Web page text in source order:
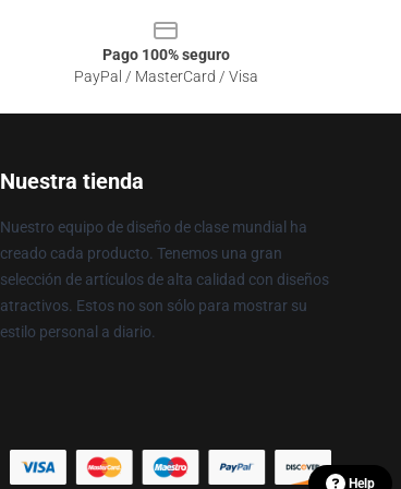
Pago 100% seguro
PayPal / MasterCard / Visa
Nuestra tienda
Nuestro equipo de diseño de clase mundial ha
creado cada producto. Tenemos una gran
selección de artículos de alta calidad con diseños
atractivos. Estos no son sólo para mostrar su
estilo personal a diario.
Help